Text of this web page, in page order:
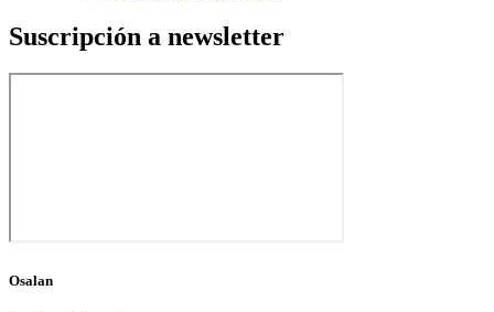
Suscripción a newsletter
Osalan